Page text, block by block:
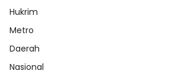
Hukrim
Metro
Daerah
Nasional